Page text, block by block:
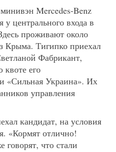
Mercedes-Benz
у центрального входа в
проживают около
Крыма. Тигипко приехал
Фабрикант,
квоте его
«Сильная Украина». Их
управления
кандидат, на условия
«Кормят отлично!
что стали